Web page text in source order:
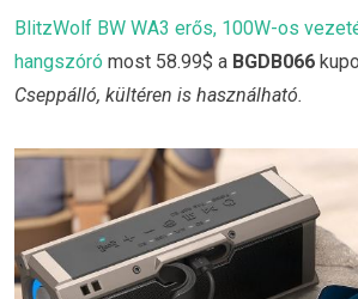
BlitzWolf BW WA3 erős, 100W-os
hangszóró most 58.99$ a BGDB066
Cseppálló, kültéren is használható.